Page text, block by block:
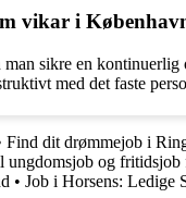
vikar i
sikre en
med det faste
Find dit drømmejob i
og fritidsjob
• Job i Horsens: Ledige